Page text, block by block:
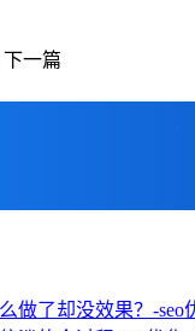
下一篇